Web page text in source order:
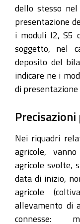
dello stesso
presentazione
i moduli I2, S5
soggetto, nel
deposito del
indicare ne i
di presentazione
Nei riquadri
agricole,
agricole svolte,
data di inizio,
agricole
allevamento di
connesse: